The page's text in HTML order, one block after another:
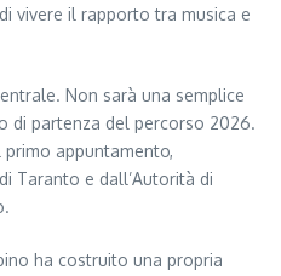
vivere il rapporto tra musica e
Non sarà una semplice
di partenza del percorso 2026.
appuntamento,
Taranto e dall’Autorità di
ha costruito una propria